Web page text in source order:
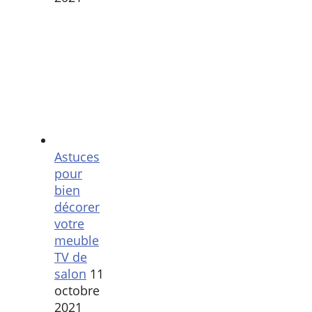
Astuces
pour
bien
décorer
votre
meuble
TV de
salon 11
octobre
2021